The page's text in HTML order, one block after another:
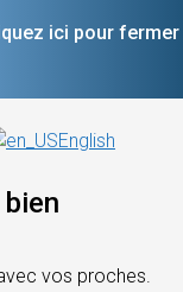
ici pour fermer
English
vos proches.